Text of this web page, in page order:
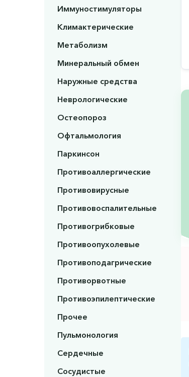
Иммуностимуляторы
Климактерические
Метаболизм
Минеральный обмен
Наружные средства
Неврологические
Остеопороз
Офтальмология
Паркинсон
Противоаллергические
Противовирусные
Противовоспалительные
Противогрибковые
Противоопухолевые
Противоподагрические
Противорвотные
Противоэпилептические
Прочее
Пульмонология
Сердечные
Сосудистые